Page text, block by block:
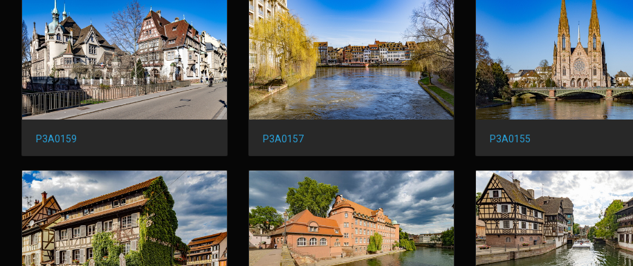
P3A0159 P3A0157 P3A0155